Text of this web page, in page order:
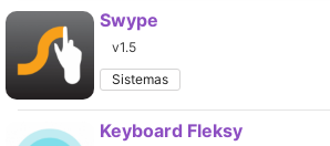
Swype
v1.5
Sistemas
Keyboard Fleksy